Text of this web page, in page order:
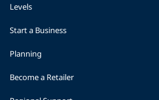
Levels
Start a Business
Planning
Become a Retailer